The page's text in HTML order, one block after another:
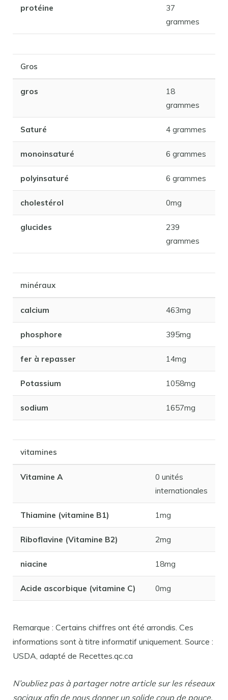
protéine
37
grammes
Gros
gros
18
grammes
Saturé 4 grammes
monoinsaturé 6 grammes
polyinsaturé 6 grammes
cholestérol 0mg
glucides
239
grammes
minéraux
calcium 463mg
phosphore 395mg
fer à repasser 14mg
Potassium 1058mg
sodium 1657mg
vitamines
Vitamine A
0 unités
internationales
Thiamine (vitamine B1) 1mg
Riboflavine (Vitamine B2) 2mg
niacine 18mg
Acide ascorbique (vitamine C) 0mg
Remarque : Certains chiffres ont été arrondis. Ces
informations sont à titre informatif uniquement. Source :
USDA, adapté de Recettes.qc.ca
N’oubliez pas à partager notre article sur les réseaux
sociaux afin de nous donner un solide coup de pouce.